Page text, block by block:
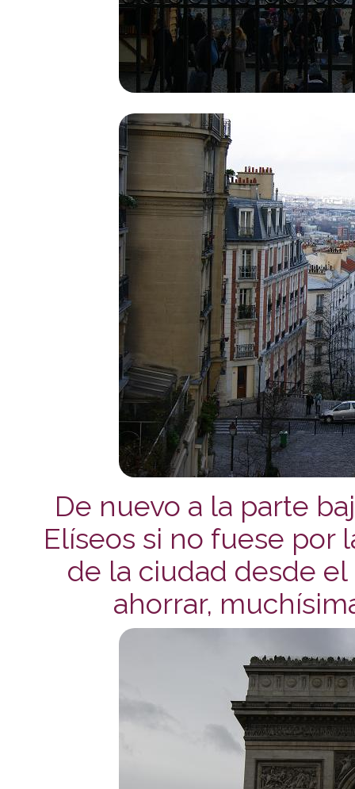
De nuevo a la parte
Elíseos si no fuese por
de la ciudad desde
ahorrar,